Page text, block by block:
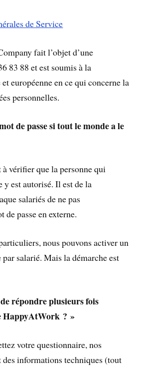
de Service
fait l’objet d’une
83 88 et est soumis à la
européenne en ce qui concerne la
personnelles.
de passe si tout le monde a le
à vérifier que la personne qui
est autorisé. Il est de la
salariés de ne pas
passe en externe.
nous pouvons activer un
par salarié. Mais la démarche est
répondre plusieurs fois
HappyAtWork ? »
votre questionnaire, nos
des informations techniques (tout